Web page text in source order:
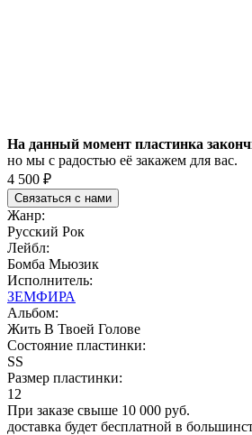
На данный момент пластинка
но мы с радостью её закажем для вас.
4 500 ₽
Связаться с нами
Жанр:
Русский Рок
Лейбл:
Бомба Мьюзик
Исполнитель:
ЗЕМФИРА
Альбом:
Жить В Твоей Голове
Состояние пластинки:
SS
Размер пластинки:
12
При заказе свыше 10 000 руб.
доставка будет бесплатной в